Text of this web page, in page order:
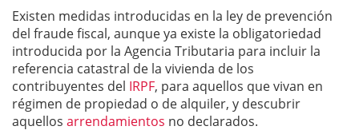
Existen medidas introducidas en la ley de prevención
del fraude fiscal, aunque ya existe la obligatoriedad
introducida por la Agencia Tributaria para incluir la
referencia catastral de la vivienda de los
contribuyentes del IRPF, para aquellos que vivan en
régimen de propiedad o de alquiler, y descubrir
aquellos arrendamientos no declarados.